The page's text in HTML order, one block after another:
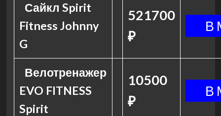
Сайкл Spirit
Fitness Johnny
G
521700
₽
Велотренажер
EVO FITNESS
Spirit
10500
₽